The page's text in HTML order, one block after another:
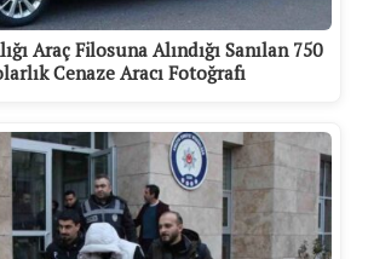
Araç Filosuna Alındığı Sanılan 750
Cenaze Aracı Fotoğrafı